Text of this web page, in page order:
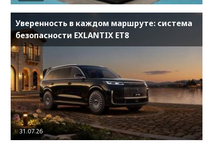
Уверенность в каждом маршруте: система
безопасности EXLANTIX ET8
31.07.26